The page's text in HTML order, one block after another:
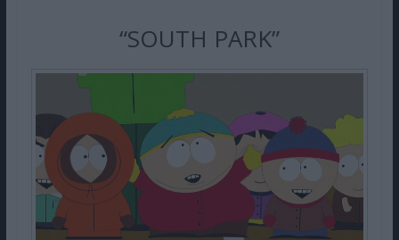
“SOUTH PARK”